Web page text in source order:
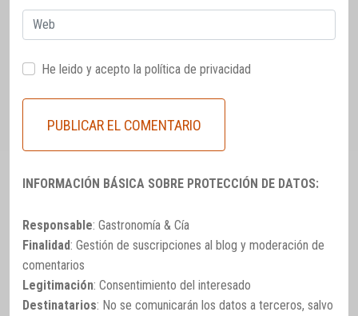
Web
He leido y acepto la política de privacidad
INFORMACIÓN BÁSICA SOBRE PROTECCIÓN DE DATOS:
Responsable: Gastronomía & Cía
Finalidad: Gestión de suscripciones al blog y moderación de
comentarios
Legitimación: Consentimiento del interesado
Destinatarios: No se comunicarán los datos a terceros, salvo